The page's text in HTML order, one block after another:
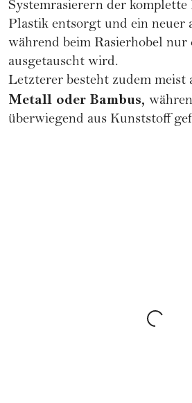
Systemrasierern der
Plastik entsorgt und ein neuer
während beim Rasierhobel
ausgetauscht wird.
Letzterer besteht zudem meist
Metall oder Bambus,
überwiegend aus Kunststoff